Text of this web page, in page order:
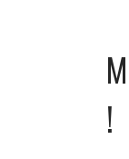
!